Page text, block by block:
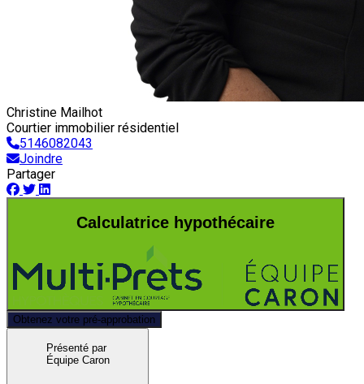
Christine Mailhot
Courtier immobilier résidentiel
5146082043
Joindre
Partager
Calculatrice hypothécaire
Obtenez votre pré-approbation
Présenté par
Équipe Caron